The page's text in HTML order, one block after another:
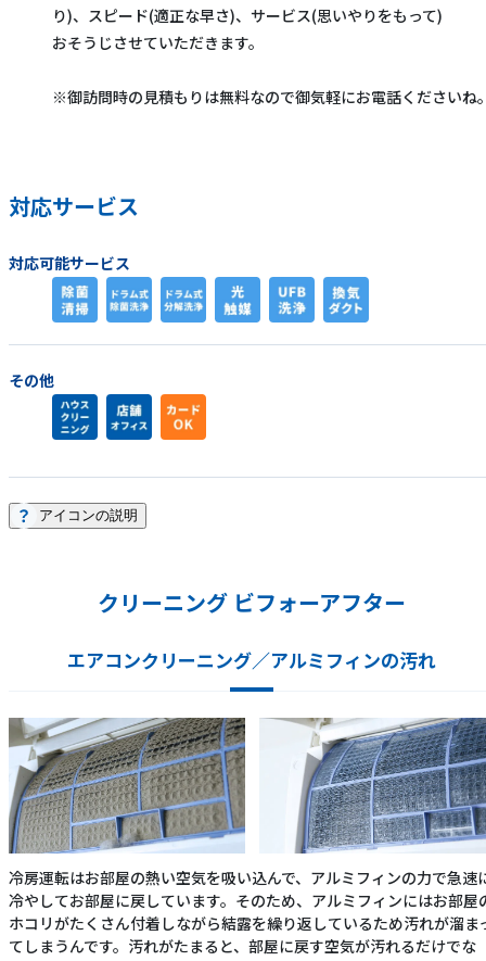
り)、スピード(適正な早さ)、サービス(思いやりをもって)
おそうじさせていただきます。
※御訪問時の見積もりは無料なので御気軽にお電話くださいね
対応サービス
対応可能サービス
その他
アイコンの説明
クリーニング ビフォーアフター
エアコンクリーニング／アルミフィンの汚れ
冷房運転はお部屋の熱い空気を吸い込んで、アルミフィンの力で急速
冷やしてお部屋に戻しています。そのため、アルミフィンにはお部屋
ホコリがたくさん付着しながら結露を繰り返しているため汚れが溜ま
てしまうんです。汚れがたまると、部屋に戻す空気が汚れるだけでな